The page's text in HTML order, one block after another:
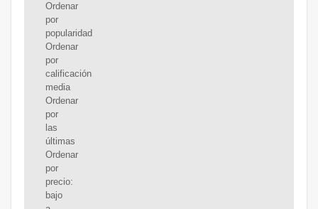
Ordenar
por
popularidad
Ordenar
por
calificación
media
Ordenar
por
las
últimas
Ordenar
por
precio:
bajo